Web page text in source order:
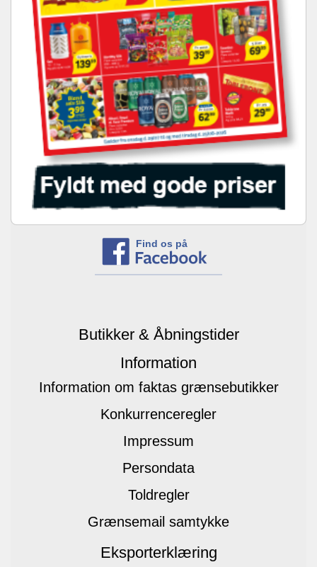
Find os på
Butikker & Åbningstider
Information
Information om faktas grænsebutikker
Konkurrenceregler
Impressum
Persondata
Toldregler
Grænsemail samtykke
Eksporterklæring